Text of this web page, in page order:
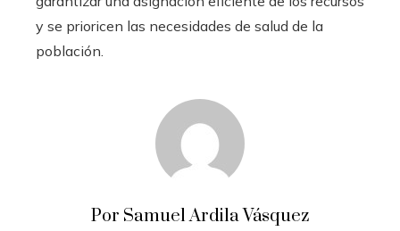
y se prioricen las necesidades de salud de la
población.
Por Samuel Ardila Vásquez